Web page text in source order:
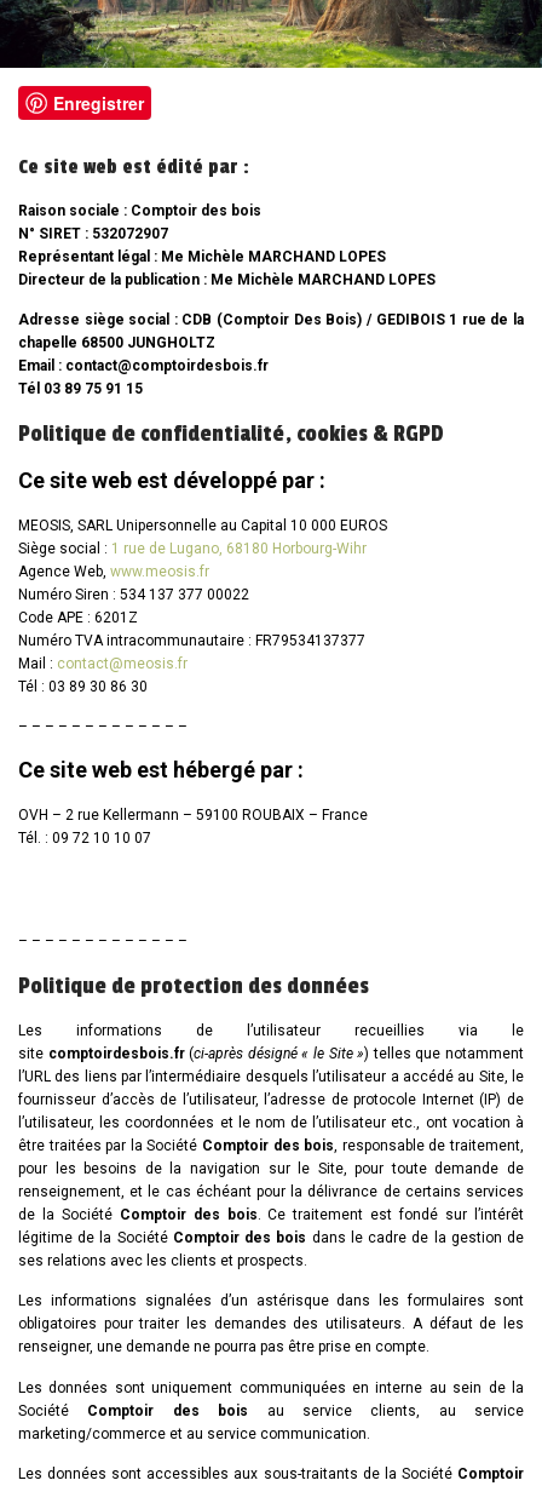
Enregistrer
Ce site web est édité par :
Raison sociale : Comptoir des bois
N° SIRET : 532072907
Représentant légal : Me Michèle MARCHAND LOPES
Directeur de la publication : Me Michèle MARCHAND LOPES
Adresse siège social : CDB (Comptoir Des Bois) / GEDIBOIS 1 rue de la
chapelle 68500 JUNGHOLTZ
Email : contact@comptoirdesbois.fr
Tél 03 89 75 91 15
Politique de confidentialité, cookies & RGPD
Ce site web est développé par :
MEOSIS, SARL Unipersonnelle au Capital 10 000 EUROS
Siège social : 1 rue de Lugano, 68180 Horbourg-Wihr
Agence Web, www.meosis.fr
Numéro Siren : 534 137 377 00022
Code APE : 6201Z
Numéro TVA intracommunautaire : FR79534137377
Mail : contact@meosis.fr
Tél : 03 89 30 86 30
– – – – – – – – – – – – –
Ce site web est hébergé par :
OVH – 2 rue Kellermann – 59100 ROUBAIX – France
Tél. : 09 72 10 10 07
– – – – – – – – – – – – –
Politique de protection des données
Les informations de l’utilisateur recueillies via le
site comptoirdesbois.fr(ci-après désigné « le Site ») telles que notamment
l’URL des liens par l’intermédiaire desquels l’utilisateur a accédé au Site, le
fournisseur d’accès de l’utilisateur, l’adresse de protocole Internet (IP) de
l’utilisateur, les coordonnées et le nom de l’utilisateur etc., ont vocation à
être traitées par la Société Comptoir des bois , responsable de traitement,
pour les besoins de la navigation sur le Site, pour toute demande de
renseignement, et le cas échéant pour la délivrance de certains services
de la Société Comptoir des bois . Ce traitement est fondé sur l’intérêt
légitime de la Société Comptoir des bois dans le cadre de la gestion de
ses relations avec les clients et prospects.
Les informations signalées d’un astérisque dans les formulaires sont
obligatoires pour traiter les demandes des utilisateurs. A défaut de les
renseigner, une demande ne pourra pas être prise en compte.
Les données sont uniquement communiquées en interne au sein de la
Société Comptoir des bois au service clients, au
service
marketing/commerce et au service communication.
Les données sont accessibles aux sous-traitants de la Société Comptoir